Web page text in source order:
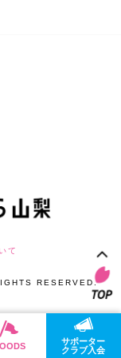
て
RESERVED.
サポーター
クラブ入会